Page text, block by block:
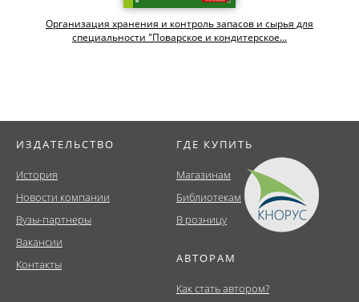
Организация хранения и контроль запасов и сырья для
специальности "Поварское и кондитерское...
ИЗДАТЕЛЬСТВО
История
Новости компании
Вузы-партнеры
Вакансии
Контакты
ГДЕ КУПИТЬ
Магазинам
Библиотекам
В розницу
АВТОРАМ
Как стать автором?